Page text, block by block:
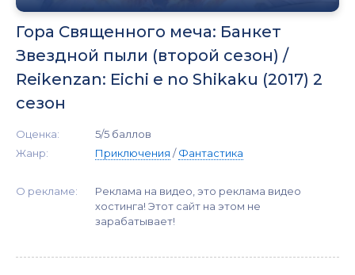
Гора Священного меча: Банкет
Звездной пыли (второй сезон) /
Reikenzan: Eichi e no Shikaku (2017) 2
сезон
Оценка:
5/5 баллов
Жанр:
Приключения /Фантастика
О рекламе:
Реклама на видео, это реклама видео
хостинга! Этот сайт на этом не
зарабатывает!